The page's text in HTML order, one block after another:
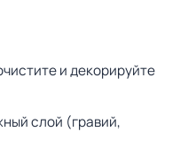
и декорируйте
слой (гравий,